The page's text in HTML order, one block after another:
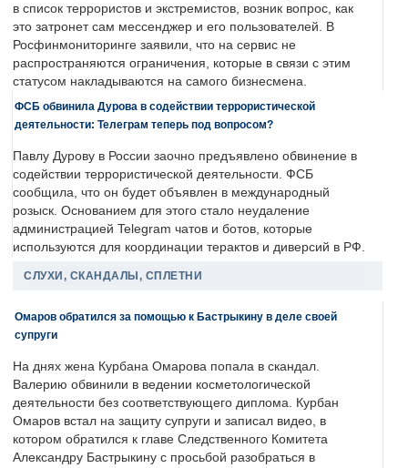
в список террористов и экстремистов, возник вопрос, как
это затронет сам мессенджер и его пользователей. В
Росфинмониторинге заявили, что на сервис не
распространяются ограничения, которые в связи с этим
статусом накладываются на самого бизнесмена.
ФСБ обвинила Дурова в содействии террористической
деятельности: Телеграм теперь под вопросом?
Павлу Дурову в России заочно предъявлено обвинение в
содействии террористической деятельности. ФСБ
сообщила, что он будет объявлен в международный
розыск. Основанием для этого стало неудаление
администрацией Telegram чатов и ботов, которые
используются для координации терактов и диверсий в РФ.
СЛУХИ, СКАНДАЛЫ, СПЛЕТНИ
Омаров обратился за помощью к Бастрыкину в деле своей
супруги
На днях жена Курбана Омарова попала в скандал.
Валерию обвинили в ведении косметологической
деятельности без соответствующего диплома. Курбан
Омаров встал на защиту супруги и записал видео, в
котором обратился к главе Следственного Комитета
Александру Бастрыкину с просьбой разобраться в